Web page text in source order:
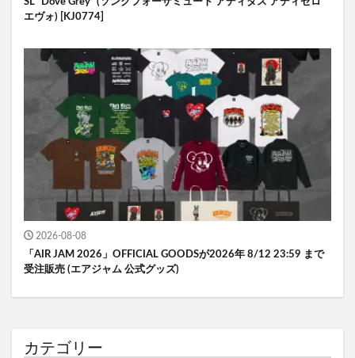
エヴォ) [KJ0774]
2026-08-08
「AIR JAM 2026」OFFICIAL GOODSが2026年 8/12 23:59 まで
受注販売 (エアジャム 公式グッズ)
カテゴリー